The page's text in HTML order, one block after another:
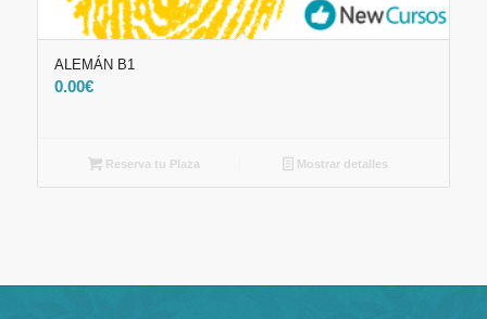
ALEMÁN B1
0.00€
Reserva tu Plaza Mostrar detalles